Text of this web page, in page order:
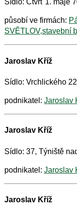
Sídlo: Čtvrť 1. máje
působí ve firmách:
SVĚTLOV,stavební
Jaroslav Kříž
Sídlo: Vrchlického
podnikatel: Jaroslav
Jaroslav Kříž
Sídlo: 37, Týniště
podnikatel: Jaroslav
Jaroslav Kříž